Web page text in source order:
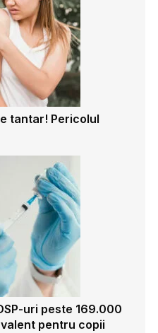
tantar! Pericolul
uri peste 169.000
pentru copii